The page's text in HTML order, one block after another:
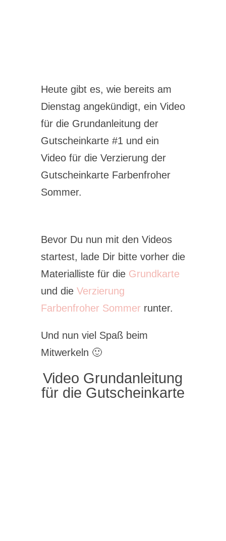
Heute gibt es, wie bereits am
Dienstag angekündigt, ein Video
für die Grundanleitung der
Gutscheinkarte #1 und ein
Video für die Verzierung der
Gutscheinkarte Farbenfroher
Sommer.
Bevor Du nun mit den Videos
startest, lade Dir bitte vorher die
Materialliste für die Grundkarte
und die Verzierung
Farbenfroher Sommerrunter.
Und nun viel Spaß beim
Mitwerkeln 🙂
Video Grundanleitung
für die Gutscheinkarte